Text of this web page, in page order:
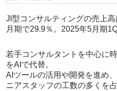
JI型コンサルティングの売上
月期で29.9％。2025年5月期
若手コンサルタントを中心に
をAIで代替。
AIツールの活用や開発を進め
ニアスタッフの工数の多くを